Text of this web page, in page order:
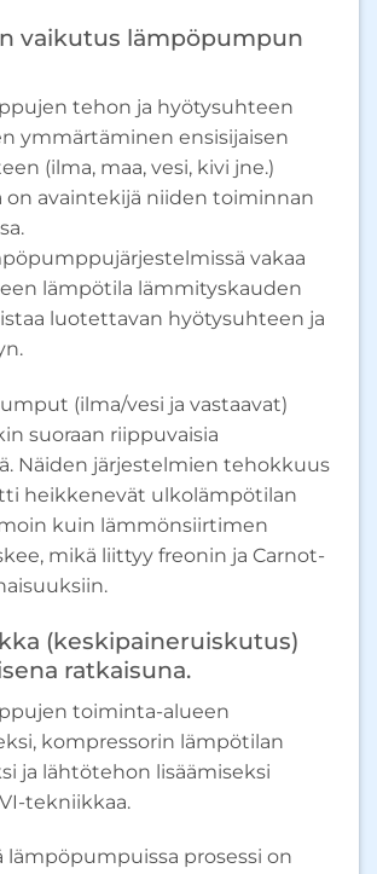
vaikutus lämpöpumpun
tehon ja hyötysuhteen
ymmärtäminen ensisijaisen
(ilma, maa, vesi, kivi jne.)
on avaintekijä niiden toiminnan
vakaa
lämpötila lämmityskauden
luotettavan hyötysuhteen ja
(ilma/vesi ja vastaavat)
suoraan riippuvaisia
Näiden järjestelmien tehokkuus
heikkenevät ulkolämpötilan
kuin lämmönsiirtimen
mikä liittyy freonin ja Carnot-
(keskipaineruiskutus)
ratkaisuna.
toiminta-alueen
kompressorin lämpötilan
ja lähtötehon lisäämiseksi
tekniikkaa.
lämpöpumpuissa prosessi on